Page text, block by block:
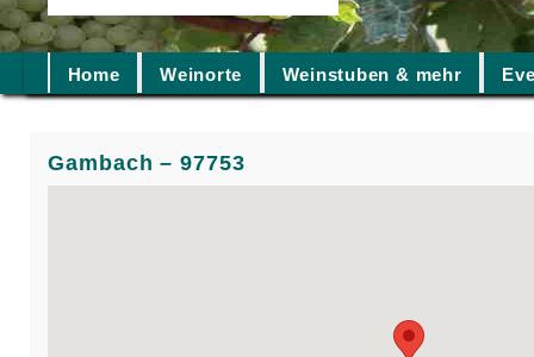
Home Weinorte Weinstuben & mehr
Gambach – 97753